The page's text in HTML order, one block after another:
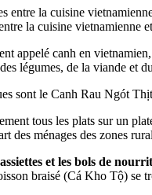
la cuisine vietnamienne
appelé canh en
légumes, de la viande et
sont le Canh Rau Ngót
tous les plats sur un
des ménages des zones
et les bols de
braisé (Cá Kho Tộ) se